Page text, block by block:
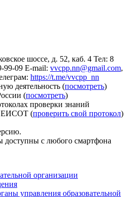
шоссе, д. 52, каб. 4 Тел: 8
99-09 E-mail: vvcpp.nn@gmail.com,
https://t.me/vvcpp_nn
деятельность (посмотреть)
(посмотреть)
проверки знаний
ЕИСОТ (проверить свой протокол)
с любого смартфона
организации
управления образовательной